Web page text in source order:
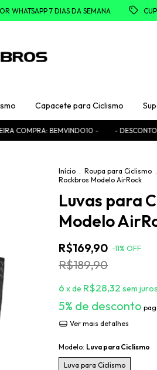
WHATSAPP 7 DIAS DA SEMANA
Capacete para Ciclismo
BEMVINDO10 - - DESCONTO NO PIX -
Início . Roupa para Ciclismo .
Rockbros Modelo AirRock
Luvas para
Modelo
R$169,90 -11% OFF
R$189,90
6 x de R$28,32 sem juros
5% de desconto
Ver mais detalhes
Modelo: Luva para Ciclismo
Luva para Ciclismo